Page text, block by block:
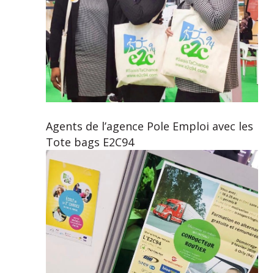
Agents de l’agence Pole Emploi avec les
Tote bags E2C94